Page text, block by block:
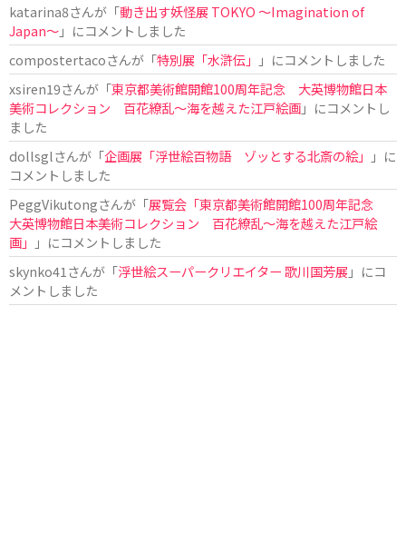
katarina8さんが「動き出す妖怪展 TOKYO 〜Imagination of
Japan〜」にコメントしました
compostertacoさんが「特別展「水滸伝」
」にコメントしました
xsiren19さんが「東京都美術館開館100周年記念 大英博物館日本
美術コレクション 百花繚乱～海を越えた江戸絵画」にコメントし
ました
dollsglさんが「企画展「浮世絵百物語 ゾッとする北斎の絵」
」に
コメントしました
PeggVikutongさんが「展覧会「東京都美術館開館100周年記念
大英博物館日本美術コレクション 百花繚乱〜海を越えた江戸絵
画」
」にコメントしました
skynko41 さんが「浮世絵スーパークリエイター 歌川国芳展 」にコ
メントしました